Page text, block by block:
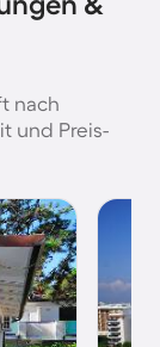
nach
und Preis-